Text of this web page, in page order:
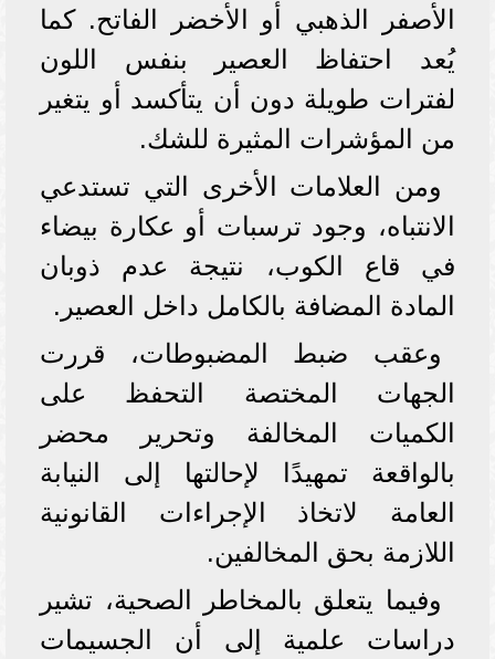
الأصفر الذهبي أو الأخضر الفاتح. كما
يُعد احتفاظ العصير بنفس اللون
لفترات طويلة دون أن يتأكسد أو يتغير
من المؤشرات المثيرة للشك.
ومن العلامات الأخرى التي تستدعي
الانتباه، وجود ترسبات أو عكارة بيضاء
في قاع الكوب، نتيجة عدم ذوبان
المادة المضافة بالكامل داخل العصير.
وعقب ضبط المضبوطات، قررت
الجهات المختصة التحفظ على
الكميات المخالفة وتحرير محضر
بالواقعة تمهيدًا لإحالتها إلى النيابة
العامة لاتخاذ الإجراءات القانونية
اللازمة بحق المخالفين.
وفيما يتعلق بالمخاطر الصحية، تشير
دراسات علمية إلى أن الجسيمات